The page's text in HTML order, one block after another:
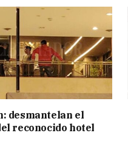
desmantelan el
reconocido hotel